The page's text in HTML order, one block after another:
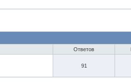
Ответов
91